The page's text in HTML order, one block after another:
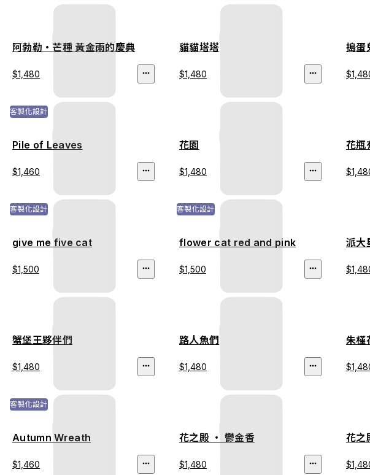
阿勃勒・芒種 黃金雨的慶典
$1,480
貓貓塔塔
$1,480
搗蛋
客製化設計
Pile of Leaves
$1,460
花園
$1,480
花瓶
客製化設計
give me five cat
$1,500
客製化設計
flower cat red and pink
$1,500
派大
蟹堡王夥伴們
$1,480
路人魚們
$1,480
朱槿
客製化設計
Autumn Wreath
$1,460
花之殿 ‧ 鬱金香
$1,480
花之